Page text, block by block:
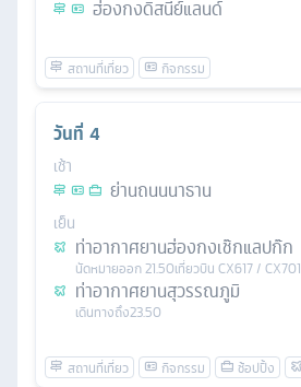
ฮ่องกงดิสนีย์แลนด์
วันที่ 4
เช้า
ย่านถนนนาธาน
เย็น
ท่าอากาศยานฮ่องกงเช๊กแลปก๊ก
นัดหมายออก21.50เที่ยวบิน CX617 / CX701
ท่าอากาศยานสุวรรณภูมิ
เดินทางถึง23.50